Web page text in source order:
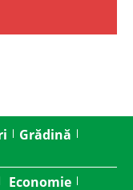
Grădină
Economie